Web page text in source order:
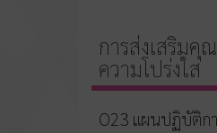
การส่งเสริมคุ
ความโปร่งใส
O23 แผนปฏิบัติก